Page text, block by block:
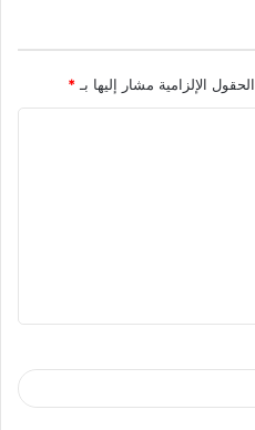
الحقول الإلزامية مشار إليها بـ *